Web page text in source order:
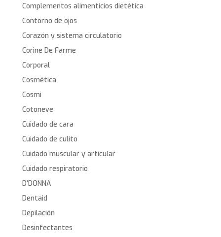
Complementos alimenticios dietética
Contorno de ojos
Corazón y sistema circulatorio
Corine De Farme
Corporal
Cosmética
Cosmi
Cotoneve
Cuidado de cara
Cuidado de culito
Cuidado muscular y articular
Cuidado respiratorio
D’DONNA
Dentaid
Depilación
Desinfectantes